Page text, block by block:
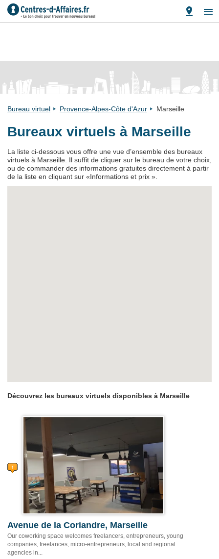
Bureau virtuel Provence-Alpes-Côte d'Azur Marseille
Bureaux virtuels à Marseille
La liste ci-dessous vous offre une vue d’ensemble des bureaux
virtuels à Marseille. Il suffit de cliquer sur le bureau de votre choix,
ou de commander des informations gratuites directement à partir
de la liste en cliquant sur «Informations et prix ».
Découvrez les bureaux virtuels disponibles à Marseille
Avenue de la Coriandre, Marseille
Our coworking space welcomes freelancers, entrepreneurs, young
companies, freelances, micro-entrepreneurs, local and regional
agencies in...